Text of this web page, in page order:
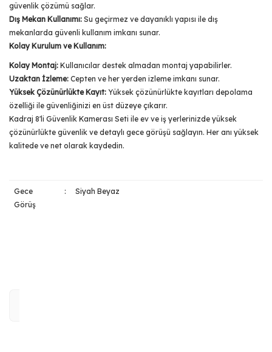
güvenlik çözümü sağlar.
Dış Mekan Kullanımı: Su geçirmez ve dayanıklı yapısı ile dış
mekanlarda güvenli kullanım imkanı sunar.
Kolay Kurulum ve Kullanım:
Kolay Montaj: Kullanıcılar destek almadan montaj yapabilirler.
Uzaktan İzleme: Cepten ve her yerden izleme imkanı sunar.
Yüksek Çözünürlükte Kayıt: Yüksek çözünürlükte kayıtları depolama
özelliği ile güvenliğinizi en üst düzeye çıkarır.
Kadraj 8'li Güvenlik Kamerası Seti ile ev ve iş yerlerinizde yüksek
çözünürlükte güvenlik ve detaylı gece görüşü sağlayın. Her anı yüksek
kalitede ve net olarak kaydedin.
Gece
Görüş
: Siyah Beyaz